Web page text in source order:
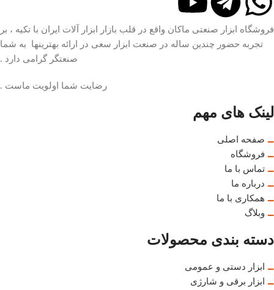
فروشگاه ابزار صنعتی ماکان واقع در قلب بازار ابزار آلات ایران با تکیه ، بر
تجربه حضور چندین ساله در صنعت ابزار سعی در ارائه بهترینها به شما
صنعتگر گرامی دارد .
رضایت شما اولویت ماست .
لینک های مهم
صفحه اصلی
فروشگاه
تماس با ما
درباره ما
همکاری با ما
وبلاگ
دسته بندی محصولات
ابزار دستی و عمومی
ابزار برقی و شارژی